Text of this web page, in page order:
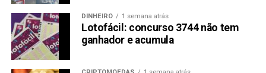
DINHEIRO 1 semana atrás
Lotofácil: concurso 3744 não tem
ganhador e acumula